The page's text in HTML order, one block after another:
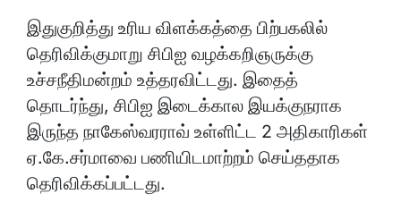
இதுகுறித்து உரிய விளக்கத்தை பிற்பகலில்
தெரிவிக்குமாறு சிபிஐ வழக்கறிஞருக்கு
உச்சநீதிமன்றம் உத்தரவிட்டது. இதைத்
தொடர்ந்து, சிபிஐ இடைக்கால இயக்குநராக
இருந்த நாகேஸ்வரராவ் உள்ளிட்ட 2 அதிகாரிகள்
ஏ.கே.சர்மாவை பணியிடமாற்றம் செய்ததாக
தெரிவிக்கப்பட்டது.